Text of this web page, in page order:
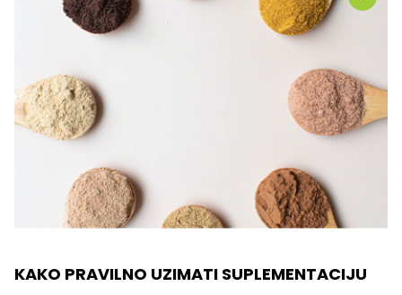
KAKO PRAVILNO UZIMATI SUPLEMENTACIJU